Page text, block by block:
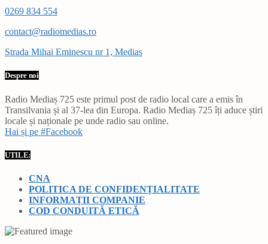
0269 834 554
contact@radiomedias.ro
Strada Mihai Eminescu nr 1, Medias
Despre noi
Radio Mediaș 725 este primul post de radio local care a emis în
Transilvania și al 37-lea din Europa. Radio Mediaș 725 îți aduce știri
locale și naționale pe unde radio sau online.
Hai și pe #Facebook
UTILE:
CNA
POLITICA DE CONFIDENȚIALITATE
INFORMAȚII COMPANIE
COD CONDUITĂ ETICĂ